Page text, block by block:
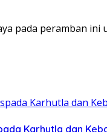
pada peramban
Karhutla dan